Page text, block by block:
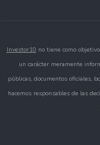
Investor10 no tiene como
un carácter meramente
públicas, documentos oficiales,
hacemos responsables de las